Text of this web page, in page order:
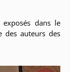
dans le
des auteurs des